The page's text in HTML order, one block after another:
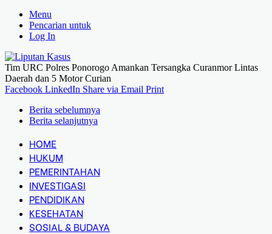
Menu
Pencarian untuk
Log In
Tim URC Polres Ponorogo Amankan Tersangka Curanmor Lintas
Daerah dan 5 Motor Curian
Facebook LinkedIn Share via Email Print
Berita sebelumnya
Berita selanjutnya
HOME
HUKUM
PEMERINTAHAN
INVESTIGASI
PENDIDIKAN
KESEHATAN
SOSIAL & BUDAYA